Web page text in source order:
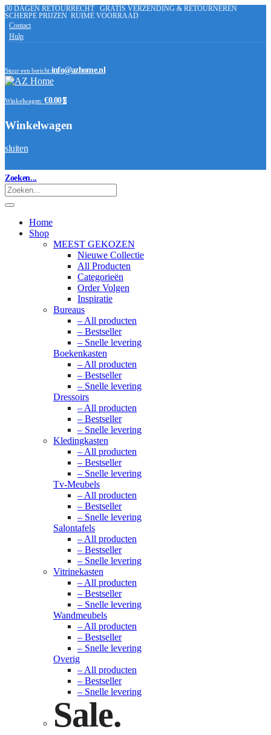
30 DAGEN RETOURRECHT GRATIS VERZENDING & RETOURNEREN
SCHERPE PRIJZEN RUIME VOORRAAD
Contact
Hulp
Stuur een bericht:info@azhome.nl
Winkelwagen: €0.00 0
Winkelwagen
sluiten
Zoeken...
Home
Shop
MEEST GEKOZEN
Nieuwe Collectie
All Producten
Categorieën
Order Volgen
Inspiratie
Bureaus
– All producten
– Bestseller
– Snelle levering
Boekenkasten
– All producten
– Bestseller
– Snelle levering
Dressoirs
– All producten
– Bestseller
– Snelle levering
Kledingkasten
– All producten
– Bestseller
– Snelle levering
Tv-Meubels
– All producten
– Bestseller
– Snelle levering
Salontafels
– All producten
– Bestseller
– Snelle levering
Vitrinekasten
– All producten
– Bestseller
– Snelle levering
Wandmeubels
– All producten
– Bestseller
– Snelle levering
Overig
– All producten
– Bestseller
– Snelle levering
Sale.